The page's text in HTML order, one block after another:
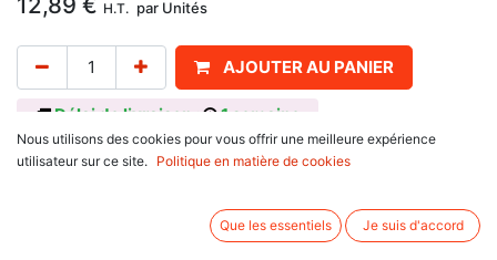
H.T. par Unités
AJOUTER AU PANIER
Délai de livraison : 1 semaine
Longueur 180, diamètre 26,5 mm, avec pour référence d'origine :
6100 Series : 6110, 6120, 6130, 6140, 6150, 6160, 6170, 6180, 6190
Nous utilisons des cookies pour vous offrir une meilleure expérience
utilisateur sur ce site.
Politique en matière de cookies
Que les essentiels Je suis d'accord